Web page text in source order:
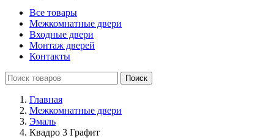
Все товары
Межкомнатные двери
Входные двери
Монтаж дверей
Контакты
Search
for:
Поиск
Главная
Межкомнатные двери
Эмаль
Квадро 3 Графит